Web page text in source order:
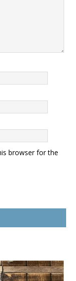
browser for the